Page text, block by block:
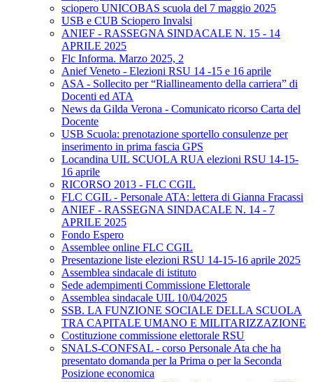
sciopero UNICOBAS scuola del 7 maggio 2025
USB e CUB Sciopero Invalsi
ANIEF - RASSEGNA SINDACALE N. 15 - 14
APRILE 2025
Flc Informa. Marzo 2025, 2
Anief Veneto - Elezioni RSU 14 -15 e 16 aprile
ASA - Sollecito per “Riallineamento della carriera” di
Docenti ed ATA
News da Gilda Verona - Comunicato ricorso Carta del
Docente
USB Scuola: prenotazione sportello consulenze per
inserimento in prima fascia GPS
Locandina UIL SCUOLA RUA elezioni RSU 14-15-
16 aprile
RICORSO 2013 - FLC CGIL
FLC CGIL - Personale ATA: lettera di Gianna Fracassi
ANIEF - RASSEGNA SINDACALE N. 14 - 7
APRILE 2025
Fondo Espero
Assemblee online FLC CGIL
Presentazione liste elezioni RSU 14-15-16 aprile 2025
Assemblea sindacale di istituto
Sede adempimenti Commissione Elettorale
Assemblea sindacale UIL 10/04/2025
SSB. LA FUNZIONE SOCIALE DELLA SCUOLA
TRA CAPITALE UMANO E MILITARIZZAZIONE
Costituzione commissione elettorale RSU
SNALS-CONFSAL - corso Personale Ata che ha
presentato domanda per la Prima o per la Seconda
Posizione economica